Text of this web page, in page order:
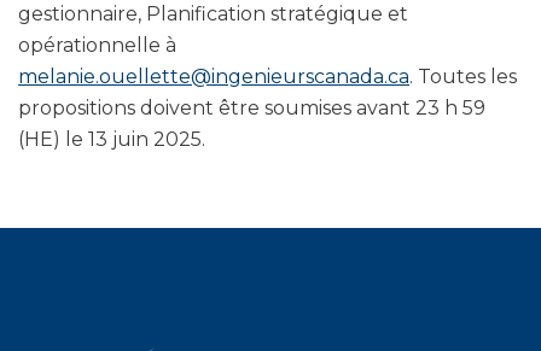
gestionnaire, Planification stratégique et
opérationnelle à
melanie.ouellette@ingenieurscanada.ca. Toutes les
propositions doivent être soumises avant 23 h 59
(HE) le 13 juin 2025.